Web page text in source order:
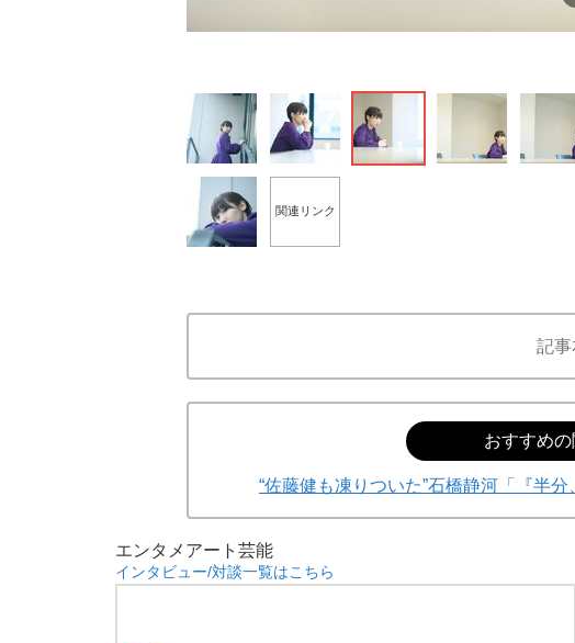
関連リンク
記事
おすすめ
“佐藤健も凍りついた”石橋静河「『半
エンタメ アート 芸能
インタビュー/対談一覧はこちら